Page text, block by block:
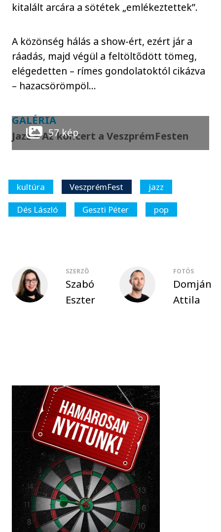
kitalált arcára a sötétek „emlékeztettek”.
A közönség hálás a show-ért, ezért jár a
ráadás, majd végül a feltöltődött tömeg,
elégedetten – rímes gondolatoktól cikázva
– hazacsörömpöl…
GALÉRIA
Jazz + Az koncert a VeszprémFesten
57 kép
kultúra VeszprémFest
jazz
Dés László
Geszti Péter pop
SZERZŐ
Szabó
Eszter
FOTÓS
Domján
Attila